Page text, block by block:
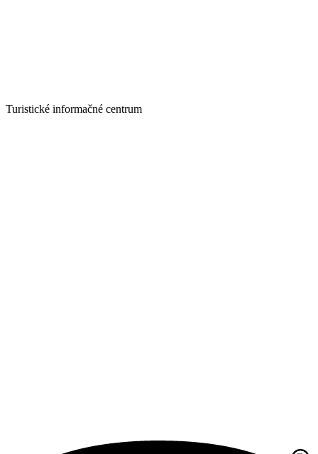
Turistické informačné centrum